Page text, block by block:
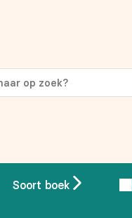
Soort boek